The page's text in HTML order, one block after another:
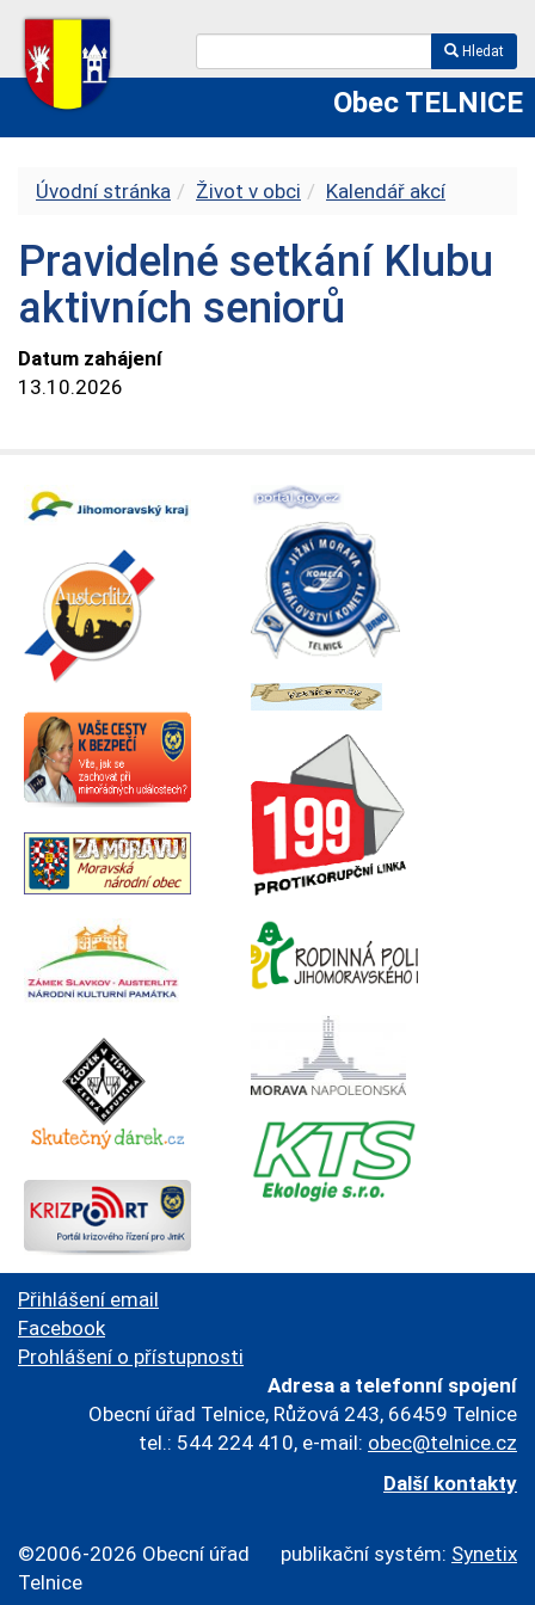
Hledat
Obec TELNICE
Úvodní stránka Život v obci Kalendář akcí
Pravidelné setkání Klubu
aktivních seniorů
Datum zahájení
13.10.2026
Přihlášení email
Facebook
Prohlášení o přístupnosti
Adresa a telefonní spojení
Obecní úřad Telnice, Růžová 243, 66459 Telnice
tel.: 544 224 410, e-mail: obec@telnice.cz
Další kontakty
publikační systém: Synetix
©2006-2026 Obecní úřad
Telnice